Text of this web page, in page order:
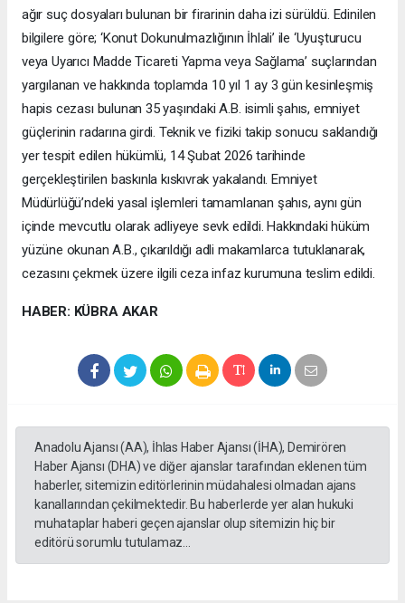
ağır suç dosyaları bulunan bir firarinin daha izi sürüldü. Edinilen
bilgilere göre; ‘Konut Dokunulmazlığının İhlali’ ile ‘Uyuşturucu
veya Uyarıcı Madde Ticareti Yapma veya Sağlama’ suçlarından
yargılanan ve hakkında toplamda 10 yıl 1 ay 3 gün kesinleşmiş
hapis cezası bulunan 35 yaşındaki A.B. isimli şahıs, emniyet
güçlerinin radarına girdi. Teknik ve fiziki takip sonucu saklandığı
yer tespit edilen hükümlü, 14 Şubat 2026 tarihinde
gerçekleştirilen baskınla kıskıvrak yakalandı. Emniyet
Müdürlüğü’ndeki yasal işlemleri tamamlanan şahıs, aynı gün
içinde mevcutlu olarak adliyeye sevk edildi. Hakkındaki hüküm
yüzüne okunan A.B., çıkarıldığı adli makamlarca tutuklanarak,
cezasını çekmek üzere ilgili ceza infaz kurumuna teslim edildi.
HABER: KÜBRA AKAR
Anadolu Ajansı (AA), İhlas Haber Ajansı (İHA), Demirören
Haber Ajansı (DHA) ve diğer ajanslar tarafından eklenen tüm
haberler, sitemizin editörlerinin müdahalesi olmadan ajans
kanallarından çekilmektedir. Bu haberlerde yer alan hukuki
muhataplar haberi geçen ajanslar olup sitemizin hiç bir
editörü sorumlu tutulamaz...